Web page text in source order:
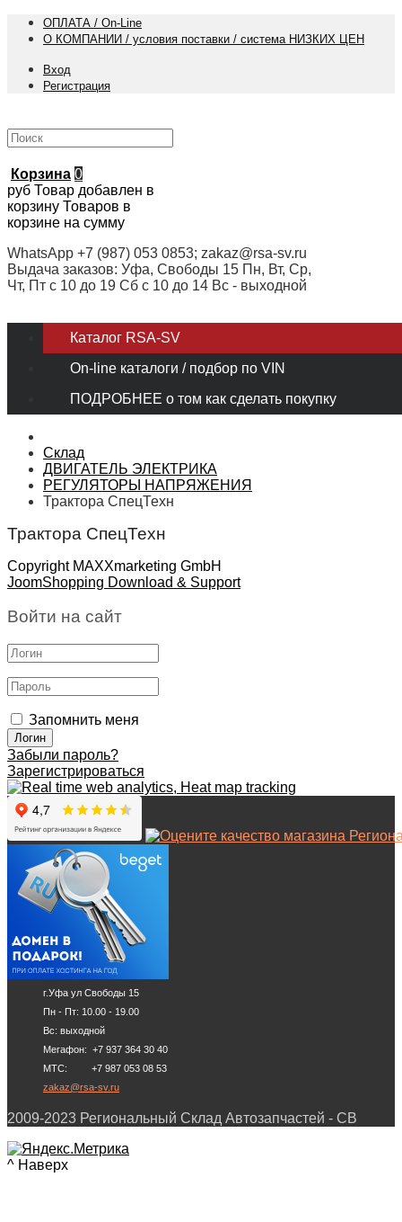
ОПЛАТА / On-Line
О КОМПАНИИ / условия поставки / система НИЗКИХ ЦЕН
Вход
Регистрация
Корзина 0
руб Товар добавлен в
корзину Товаров в
корзине на сумму
WhatsApp +7 (987) 053 0853; zakaz@rsa-sv.ru
Выдача заказов: Уфа, Свободы 15 Пн, Вт, Ср,
Чт, Пт с 10 до 19 Сб с 10 до 14 Вс - выходной
Каталог RSA-SV
On-line каталоги / подбор по VIN
ПОДРОБНЕЕ о том как сделать покупку
Склад
ДВИГАТЕЛЬ ЭЛЕКТРИКА
РЕГУЛЯТОРЫ НАПРЯЖЕНИЯ
Трактора СпецТехн
Трактора СпецТехн
Copyright MAXXmarketing GmbH
JoomShopping Download & Support
Войти на сайт
Запомнить меня
Забыли пароль?
Зарегистрироваться
г.Уфа ул Свободы 15
Пн - Пт: 10.00 - 19.00
Вс: выходной
Мегафон: +7 937 364 30 40
МТС: +7 987 053 08 53
zakaz@rsa-sv.ru
2009-2023 Региональный Склад Автозапчастей - СВ
^ Наверх